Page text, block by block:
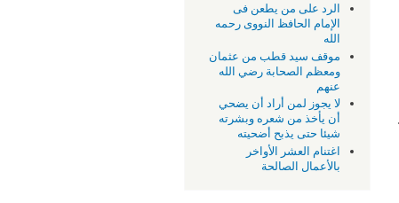
الرد على من يطعن فى
الإمام الحافظ النووى رحمه
الله
موقف سيد قطب من عثمان
ومعظم الصحابة رضي الله
عنهم
لا يجوز لمن أراد أن يضحي
أن يأخذ من شعره وبشرته
شيئا حتى يذبح أضحيته
اغتنام العشر الأواخر
بالأعمال الصالحة